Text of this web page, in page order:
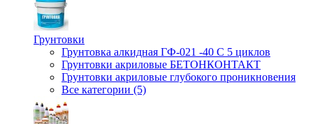
Грунтовки
Грунтовка алкидная ГФ-021 -40 С 5 циклов
Грунтовки акриловые БЕТОНКОНТАКТ
Грунтовки акриловые глубокого проникновения
Все категории (5)